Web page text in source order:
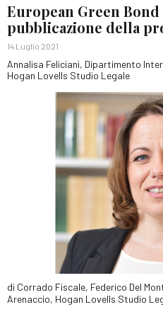
European Green
pubblicazione della
14 Luglio 2021
Annalisa Feliciani, Dipartimento
Hogan Lovells Studio Legale
di Corrado Fiscale, Federico Del
Arenaccio, Hogan Lovells Studio